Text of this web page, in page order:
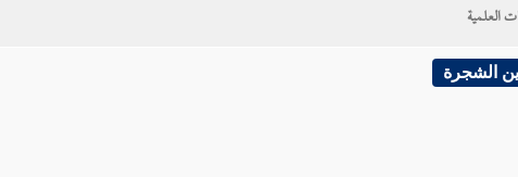
العلمية
الشجرة